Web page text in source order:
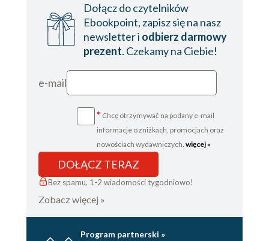
Dołącz do czytelników
Ebookpoint, zapisz się na nasz
newsletter i odbierz darmowy
prezent. Czekamy na Ciebie!
e-mail
* Chcę otrzymywać na podany e-mail
informacje o zniżkach, promocjach oraz
nowościach wydawniczych. więcej »
DOŁĄCZ TERAZ
Bez spamu, 1-2 wiadomości tygodniowo!
Zobacz więcej »
Program partnerski »